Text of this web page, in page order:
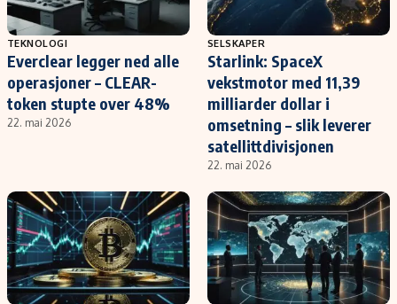
TEKNOLOGI
Everclear legger ned alle
operasjoner – CLEAR-
token stupte over 48%
22. mai 2026
SELSKAPER
Starlink: SpaceX
vekstmotor med 11,39
milliarder dollar i
omsetning – slik leverer
satellittdivisjonen
22. mai 2026